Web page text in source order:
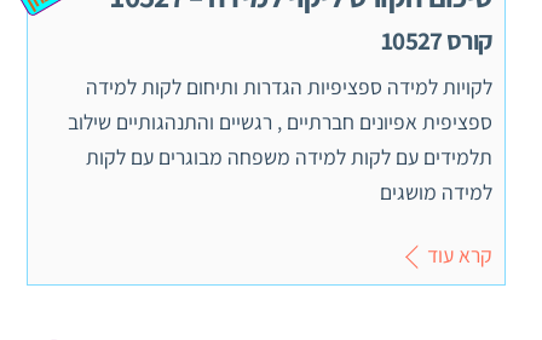
קורס 10527
לקויות למידה ספציפיות הגדרות ותיחום לקות למידה
ספציפית אפיונים חברתיים , רגשיים והתנהגותיים שילוב
תלמידים עם לקות למידה משפחה מבוגרים עם לקות
למידה מושגים
קרא עוד